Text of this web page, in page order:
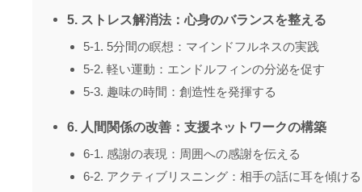
5. ストレス解消法：心身のバランスを整える
5-1. 5分間の瞑想：マインドフルネスの実践
5-2. 軽い運動：エンドルフィンの分泌を促す
5-3. 趣味の時間：創造性を発揮する
6. 人間関係の改善：支援ネットワークの構築
6-1. 感謝の表現：周囲への感謝を伝える
6-2. アクティブリスニング：相手の話に耳を傾ける